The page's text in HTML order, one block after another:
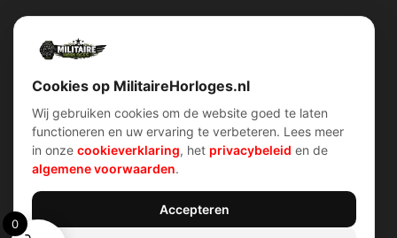
Militairehorloges.nl is de exclusieve importeur en distributeur van
Snel menu
Home
Over ons
Account
klantenservice
Privacybeleid
Cookiebeleid
Cookies op MilitaireHorloges.nl
Wij gebruiken cookies om de website goed te laten
functioneren en uw ervaring te verbeteren. Lees meer
in onze cookieverklaring, het privacybeleid en de
algemene voorwaarden.
Accepteren
0